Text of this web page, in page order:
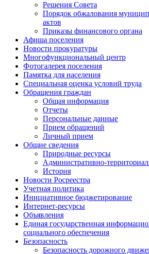
Решения Совета
Порядок обжалования
актов
Приказы финансового органа
Афиша поселения
Новости прокуратуры
Многофункциональный центр
Фотогалерея поселения
Памятка для населения
Специальная оценка условий труда
Обращения граждан
Общая информация
Отчеты
Персональные данные
Прием обращений
Личный прием
Общие сведения
Природные ресурсы
Административно-
История
Новости Росреестра
Учетная политика
Инициативное бюджетирование
Интернет-ресурсы
Объявления
Единая государственная
социального обеспечения
Безопасность
Безопасность дорожного